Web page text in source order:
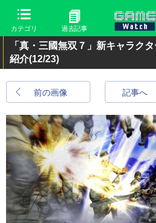
カテゴリ 過去記事
「真・三國無双７」新キャラク
紹介(12/23)
前の画像 記事へ